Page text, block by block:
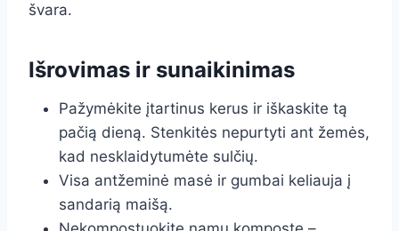
švara.
Išrovimas ir sunaikinimas
Pažymėkite įtartinus kerus ir iškaskite tą
pačią dieną. Stenkitės nepurtyti ant žemės,
kad nesklaidytumėte sulčių.
Visa antžeminė masė ir gumbai keliauja į
sandarią maišą.